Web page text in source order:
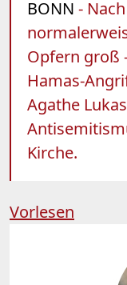
BONN -
Opfern groß
Hamas-
Agathe
Kirche.
Vorlesen